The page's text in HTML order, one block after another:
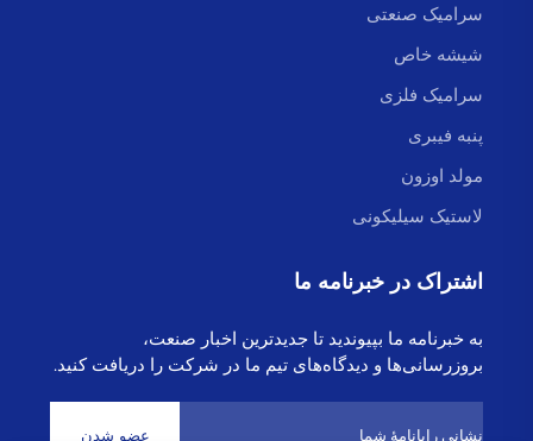
سرامیک صنعتی
شیشه خاص
سرامیک فلزی
پنبه فیبری
مولد اوزون
لاستیک سیلیکونی
اشتراک در خبرنامه ما
به خبرنامه ما بپیوندید تا جدیدترین اخبار صنعت،
بروزرسانی‌ها و دیدگاه‌های تیم ما در شرکت را دریافت کنید.
عضو شدن